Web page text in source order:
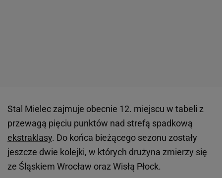
Stal Mielec zajmuje obecnie 12. miejscu w tabeli z
przewagą pięciu punktów nad strefą spadkową
ekstraklasy. Do końca bieżącego sezonu zostały
jeszcze dwie kolejki, w których drużyna zmierzy się
ze Śląskiem Wrocław oraz Wisłą Płock.